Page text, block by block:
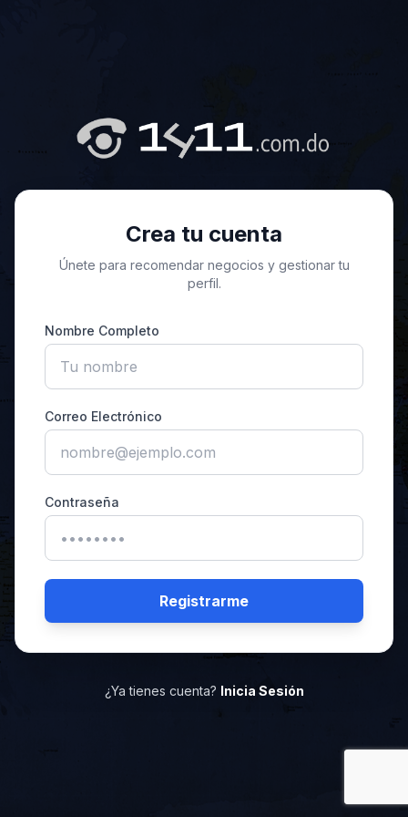
Crea tu cuenta
Únete para recomendar negocios y gestionar tu
perfil.
Nombre Completo
Correo Electrónico
Contraseña
Registrarme
¿Ya tienes cuenta? Inicia Sesión